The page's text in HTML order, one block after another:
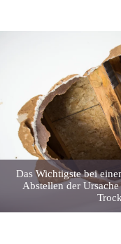
Das Wichtigste bei
Abstellen der